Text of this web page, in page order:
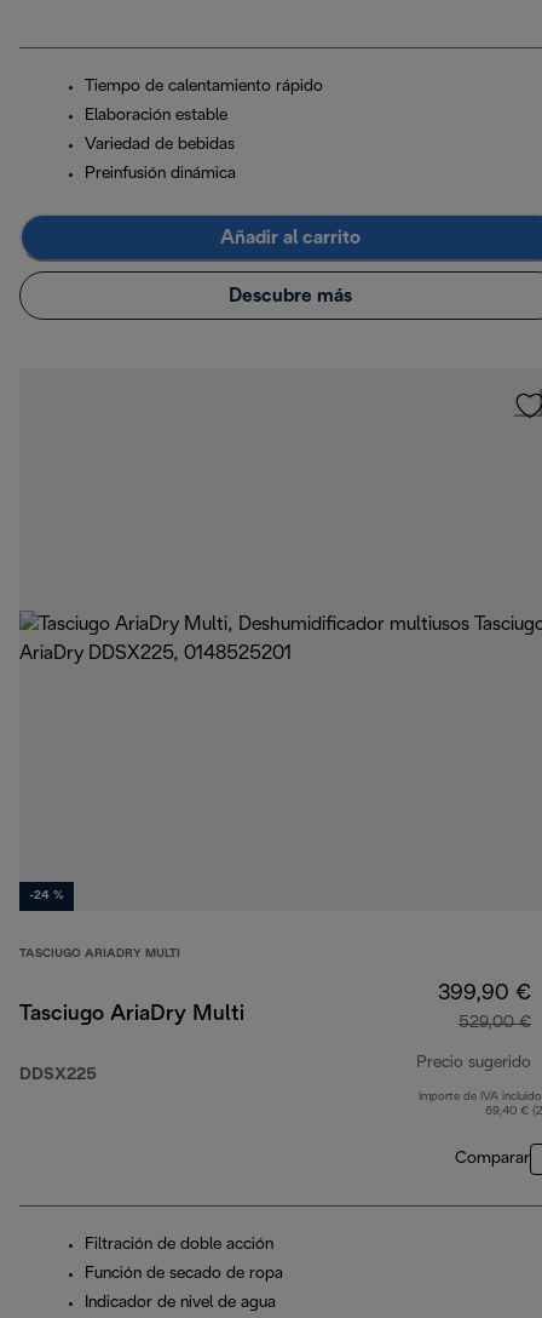
Tiempo de calentamiento rápido
Elaboración estable
Variedad de bebidas
Preinfusión dinámica
Añadir al carrito
Descubre más
-24 %
TASCIUGO ARIADRY MULTI
Tasciugo AriaDry Multi
DDSX225
399,90 €
529,00 €
Precio sugerido
Importe de IVA
69,40 €
Comparar
Filtración de doble acción
Función de secado de ropa
Indicador de nivel de agua